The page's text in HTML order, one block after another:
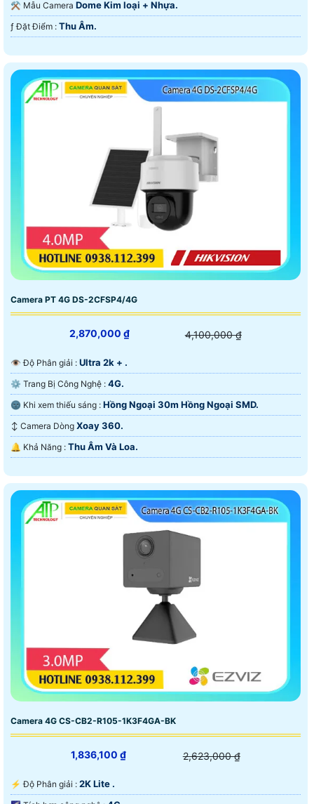
⚒ Mẫu Camera Dome Kim loại + Nhựa.
️ƒ Đặt Điểm : Thu Âm.
Camera PT 4G DS-2CFSP4/4G
2,870,000 ₫ 4,100,000 ₫
👁 Độ Phân giải : Ultra 2k + .
⚙ Trang Bị Công Nghệ : 4G.
🌚 Khi xem thiếu sáng : Hồng Ngoại 30m Hồng Ngoại SMD.
↕️ Camera Dòng Xoay 360.
️🔔 Khả Năng : Thu Âm Và Loa.
Camera 4G CS-CB2-R105-1K3F4GA-BK
1,836,100 ₫ 2,623,000 ₫
️⚡ Độ Phân giải : 2K Lite .